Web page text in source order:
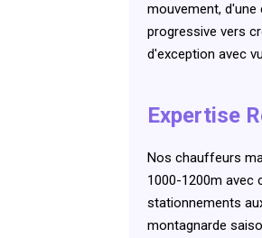
mouvement,
progressive vers
d'exception avec
Expertise
Nos chauffeurs
1000-1200m avec
stationnements
montagnarde